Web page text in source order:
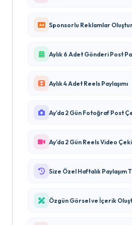
Sponsorlu Reklamlar
Aylık 6 Adet Gönderi Post
Aylık 4 Adet Reels Paylaşımı
Ay'da 2 Gün Fotoğraf Post
Ay'da 2 Gün Reels Video
Size Özel Haftalık Paylaşım
Özgün Görsel ve İçerik